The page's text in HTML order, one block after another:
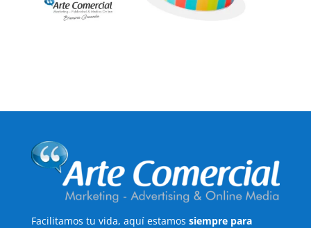
Facilitamos tu vida, aquí estamos siempre para